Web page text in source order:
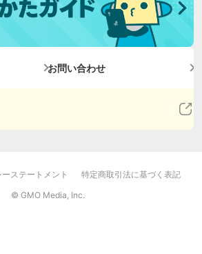
お問い合わせ
ステートメント
特定商取引法に基づく表記
© GMO Media, Inc.